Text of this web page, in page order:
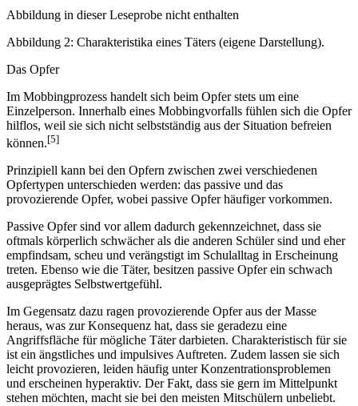
Abbildung in dieser Leseprobe nicht enthalten
Abbildung 2: Charakteristika eines Täters (eigene Darstellung).
Das Opfer
Im Mobbingprozess handelt sich beim Opfer stets um eine
Einzelperson. Innerhalb eines Mobbingvorfalls fühlen sich die Opfer
hilflos, weil sie sich nicht selbstständig aus der Situation befreien
können.[5]
Prinzipiell kann bei den Opfern zwischen zwei verschiedenen
Opfertypen unterschieden werden: das passive und das
provozierende Opfer, wobei passive Opfer häufiger vorkommen.
Passive Opfer sind vor allem dadurch gekennzeichnet, dass sie
oftmals körperlich schwächer als die anderen Schüler sind und eher
empfindsam, scheu und verängstigt im Schulalltag in Erscheinung
treten. Ebenso wie die Täter, besitzen passive Opfer ein schwach
ausgeprägtes Selbstwertgefühl.
Im Gegensatz dazu ragen provozierende Opfer aus der Masse
heraus, was zur Konsequenz hat, dass sie geradezu eine
Angriffsfläche für mögliche Täter darbieten. Charakteristisch für sie
ist ein ängstliches und impulsives Auftreten. Zudem lassen sie sich
leicht provozieren, leiden häufig unter Konzentrationsproblemen
und erscheinen hyperaktiv. Der Fakt, dass sie gern im Mittelpunkt
stehen möchten, macht sie bei den meisten Mitschülern unbeliebt.